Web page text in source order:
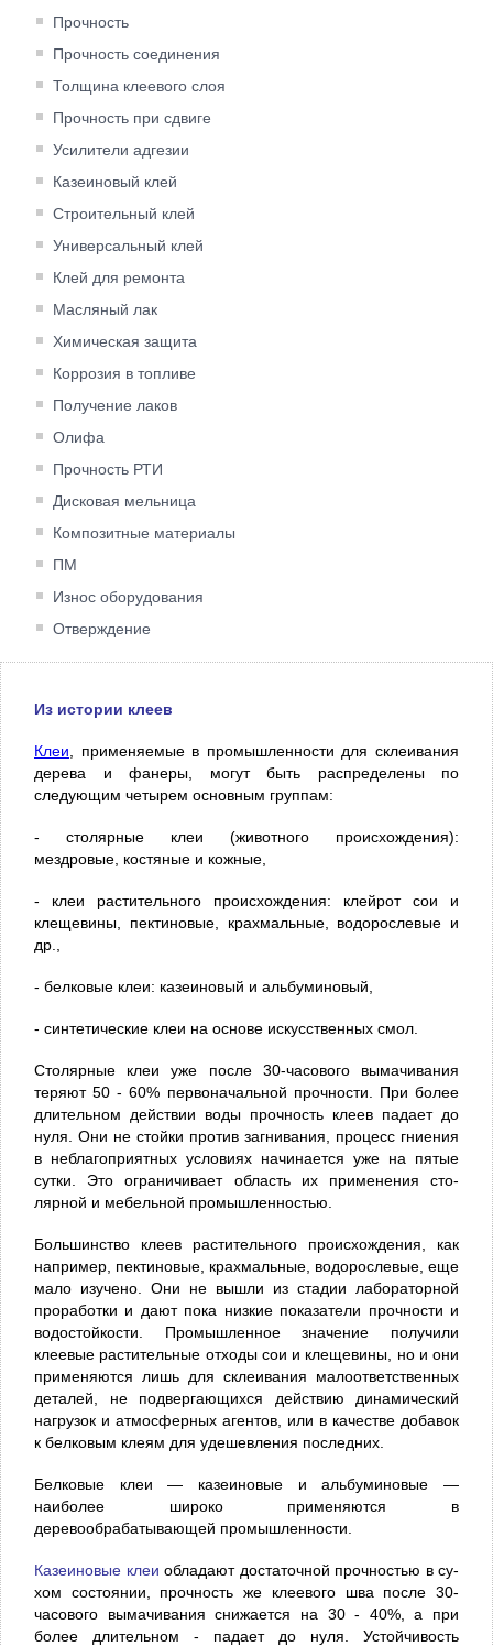
Прочность
Прочность соединения
Толщина клеевого слоя
Прочность при сдвиге
Усилители адгезии
Казеиновый клей
Строительный клей
Универсальный клей
Клей для ремонта
Масляный лак
Химическая защита
Коррозия в топливе
Получение лаков
Олифа
Прочность РТИ
Дисковая мельница
Композитные материалы
ПМ
Износ оборудования
Отверждение
Из истории клеев
Клеи , применяемые в промышленности для склеивания
дерева и фанеры, могут быть распределены по
следующим четырем основным группам:
- столярные клеи (животного происхождения):
мездровые, костяные и кожные,
- клеи растительного происхождения: клейрот сои и
клеще­вины, пектиновые, крахмальные, водорослевые и
др.,
- белковые клеи: казеиновый и альбуминовый,
- синтетические клеи на основе искусственных смол.
Cтолярные клеи уже после 30-часо­вого вымачивания
теряют 50 - 60% первоначальной прочности. При более
длительном действии воды прочность клеев падает до
нуля. Они не стойки против загнивания, процесс гниения
в неблагоприятных условиях начинается уже на пятые
сутки. Это ограничивает область их применения сто­
лярной и мебельной промышленностью.
Большинство клеев растительного происхождения, как
на­пример, пектиновые, крахмальные, водорослевые, еще
мало изу­чено. Они не вышли из стадии лабораторной
проработки и дают пока низкие показатели прочности и
водостойкости. Промыш­ленное значение получили
клеевые растительные отходы сои и клещевины, но и они
применяются лишь для склеивания мало­ответственных
деталей, не подвергающихся действию динами­ческий
нагрузок и атмосферных агентов, или в качестве добавок
к белковым клеям для удешевления последних.
Белковые клеи — казеиновые и альбуминовые —
наиболее широко применяются в
деревообрабатывающей промышлен­ности.
Казеиновые клеи обладают достаточной прочностью в су­
хом состоянии, прочность же клеевого шва после 30-
часового выма­чивания снижается на 30 - 40%, а при
более длительном - па­дает до нуля. Устойчивость